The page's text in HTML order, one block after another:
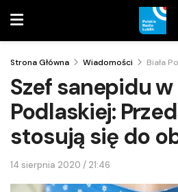
Strona Główna Wiadomości Biała
Szef sanepidu w
Podlaskiej:
stosują się do
14 sierpnia 2020 / 21:46